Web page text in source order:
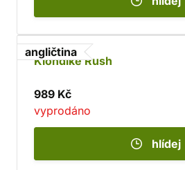
angličtina
Klondike Rush
989 Kč
vyprodáno
hlídej